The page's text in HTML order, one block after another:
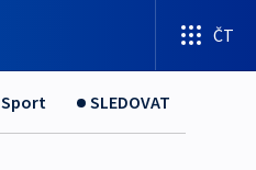
ČT
Sport SLEDOVAT